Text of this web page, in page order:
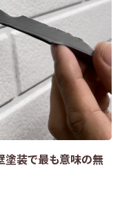
塗装で最も意味の無